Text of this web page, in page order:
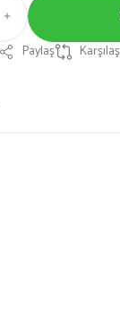
Paylaş